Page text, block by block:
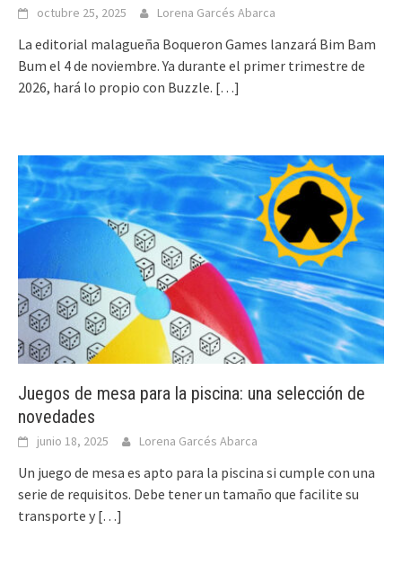
octubre 25, 2025 Lorena Garcés Abarca
La editorial malagueña Boqueron Games lanzará Bim Bam
Bum el 4 de noviembre. Ya durante el primer trimestre de
2026, hará lo propio con Buzzle. […]
Juegos de mesa para la piscina: una selección de
novedades
junio 18, 2025 Lorena Garcés Abarca
Un juego de mesa es apto para la piscina si cumple con una
serie de requisitos. Debe tener un tamaño que facilite su
transporte y […]